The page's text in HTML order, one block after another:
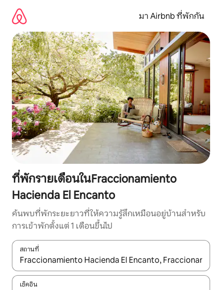
เนื้อหา
มา Airbnb ที่พักกัน
ที่พักรายเดือนในFraccionamiento
Hacienda El Encanto
ค้นพบที่พักระยะยาวที่ให้ความรู้สึกเหมือนอยู่บ้านสำหรับ
การเข้าพักตั้งแต่ 1 เดือนขึ้นไป
สถานที่
ใช้ลูกศรขึ้นลง หรือใช้การสัมผัสหรือปัด เพื่อสำรวจผลการค้นหา
เช็คอิน